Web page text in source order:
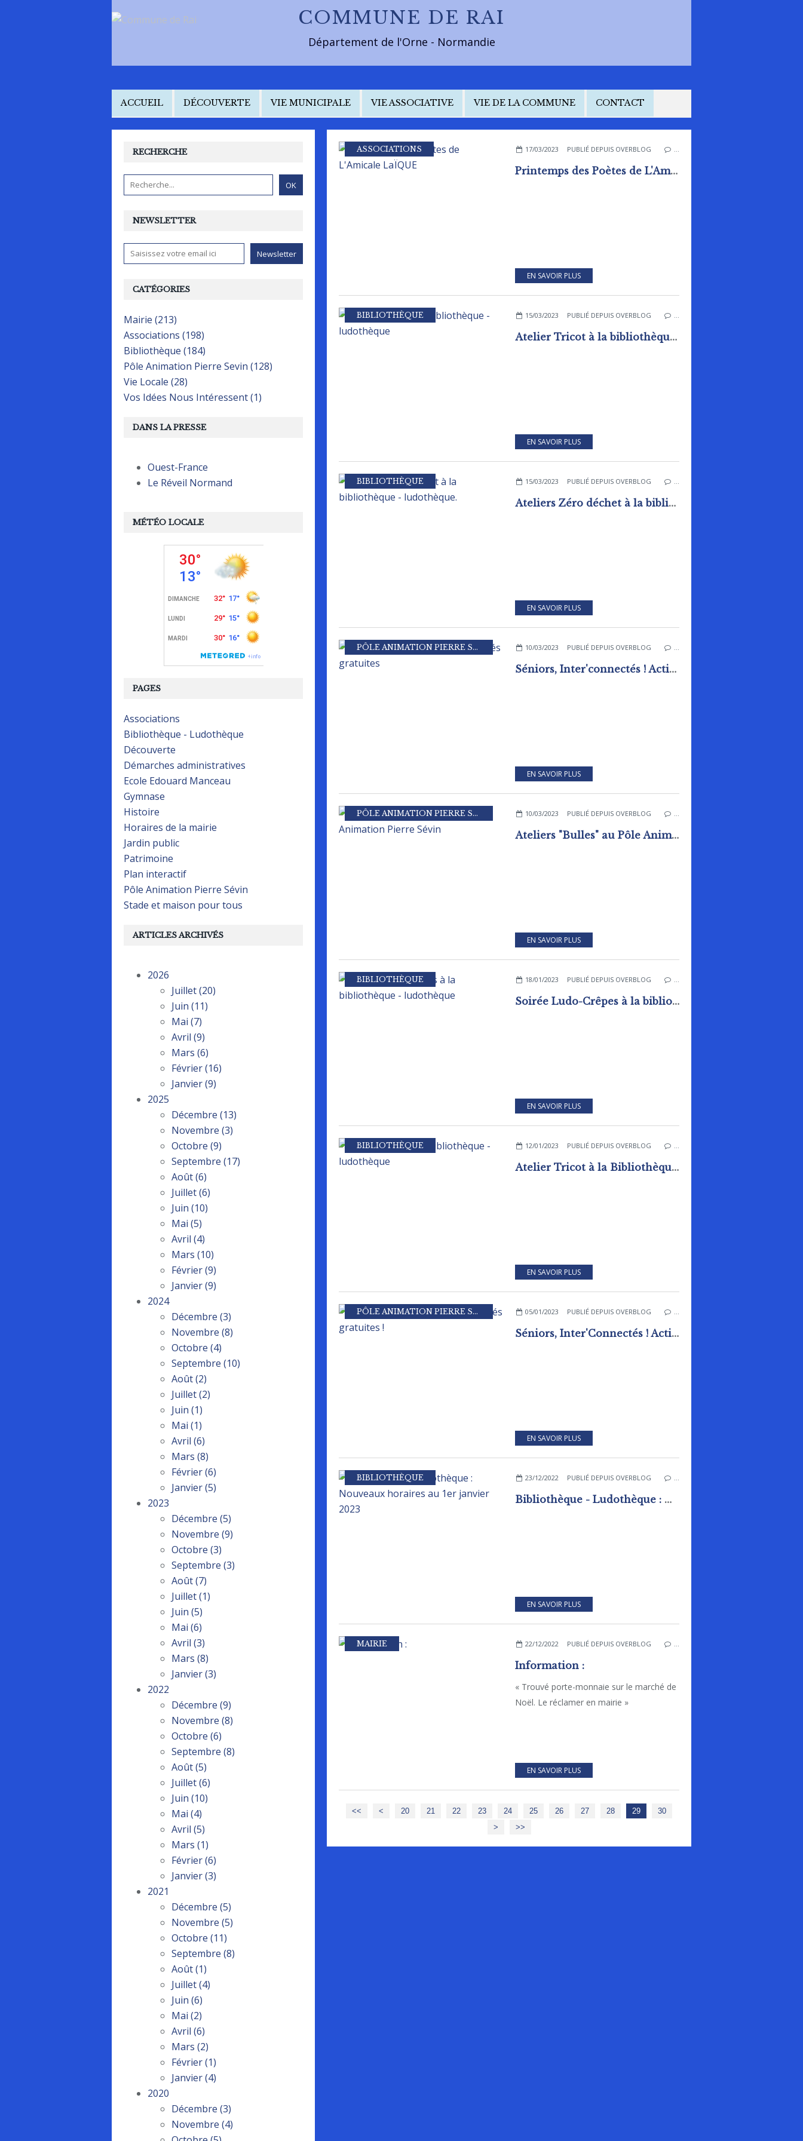
COMMUNE DE RAI
Département de l'Orne - Normandie
ACCUEIL DÉCOUVERTE VIE MUNICIPALE VIE ASSOCIATIVE VIE DE LA COMMUNE CONTACT
ASSOCIATIONS 17/03/2023 PUBLIÉ DEPUIS OVERBLOG …
Printemps des Poètes de L'Amicale LaÏQUE
EN SAVOIR PLUS
BIBLIOTHÈQUE 15/03/2023 PUBLIÉ DEPUIS OVERBLOG …
Atelier Tricot à la bibliothèque - ludothèque
EN SAVOIR PLUS
BIBLIOTHÈQUE 15/03/2023 PUBLIÉ DEPUIS OVERBLOG …
Ateliers Zéro déchet à la bibliothèque - ludothèque.
EN SAVOIR PLUS
PÔLE ANIMATION PIERRE SEVIN 10/03/2023 PUBLIÉ DEPUIS OVERBLOG …
Séniors, Inter'connectés ! Activités gratuites
EN SAVOIR PLUS
PÔLE ANIMATION PIERRE SEVIN MAIRIE10/03/2023 PUBLIÉ DEPUIS OVERBLOG …
Ateliers "Bulles" au Pôle Animation Pierre Sévin
EN SAVOIR PLUS
BIBLIOTHÈQUE 18/01/2023 PUBLIÉ DEPUIS OVERBLOG …
Soirée Ludo-Crêpes à la bibliothèque - ludothèque
EN SAVOIR PLUS
BIBLIOTHÈQUE 12/01/2023 PUBLIÉ DEPUIS OVERBLOG …
Atelier Tricot à la Bibliothèque - ludothèque
EN SAVOIR PLUS
PÔLE ANIMATION PIERRE SEVIN 05/01/2023 PUBLIÉ DEPUIS OVERBLOG …
Séniors, Inter'Connectés ! Activités gratuites !
EN SAVOIR PLUS
BIBLIOTHÈQUE 23/12/2022 PUBLIÉ DEPUIS OVERBLOG …
Bibliothèque - Ludothèque : Nouveaux horaires au 1er janvier 2023
EN SAVOIR PLUS
MAIRIE 22/12/2022 PUBLIÉ DEPUIS OVERBLOG …
Information :
« Trouvé porte-monnaie sur le marché de
Noël. Le réclamer en mairie »
EN SAVOIR PLUS
<< < 10
20 21 22 23 24 25 26 27 28 29 30
>
>>
NEWSLETTER
RECHERCHE
PAGES
Associations
Bibliothèque - Ludothèque
Découverte
Démarches administratives
Ecole Edouard Manceau
Gymnase
Histoire
Horaires de la mairie
Jardin public
Patrimoine
Plan interactif
Pôle Animation Pierre Sévin
Stade et maison pour tous
CATÉGORIES
Mairie (213)
Associations (198)
Bibliothèque (184)
Pôle Animation Pierre Sevin (128)
Vie Locale (28)
Vos Idées Nous Intéressent (1)
MÉTÉO LOCALE
DANS LA PRESSE
Ouest-France
Le Réveil Normand
ARTICLES ARCHIVÉS
2026
Juillet(20)
Juin (11)
Mai (7)
Avril (9)
Mars (6)
Février(16)
Janvier(9)
2025
Décembre (13)
Novembre (3)
Octobre (9)
Septembre (17)
Août(6)
Juillet(6)
Juin (10)
Mai (5)
Avril (4)
Mars (10)
Février(9)
Janvier(9)
2024
Décembre (3)
Novembre (8)
Octobre (4)
Septembre (10)
Août(2)
Juillet(2)
Juin (1)
Mai (1)
Avril (6)
Mars (8)
Février(6)
Janvier(5)
2023
Décembre (5)
Novembre (9)
Octobre (3)
Septembre (3)
Août(7)
Juillet(1)
Juin (5)
Mai (6)
Avril (3)
Mars (8)
Janvier(3)
2022
Décembre (9)
Novembre (8)
Octobre (6)
Septembre (8)
Août(5)
Juillet(6)
Juin (10)
Mai (4)
Avril (5)
Mars (1)
Février(6)
Janvier(3)
2021
Décembre (5)
Novembre (5)
Octobre (11)
Septembre (8)
Août(1)
Juillet(4)
Juin (6)
Mai (2)
Avril (6)
Mars (2)
Février(1)
Janvier(4)
2020
Décembre (3)
Novembre (4)